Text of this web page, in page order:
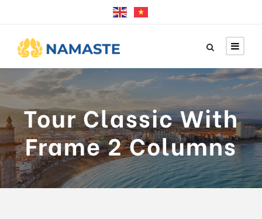
Tour Classic With
Frame 2 Columns